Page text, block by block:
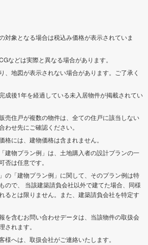
対象となる場合は税込み価格が表示されていま
などは実際と異なる場合があります。
、地図が表示されない場合があります。ご了承く
成後1年を経過している未入居物件が掲載されてい
売住戸が複数の物件は、全ての住戸に該当しない
せ先にご確認ください。
格には、建物価格は含まれません。
建物プラン例」は、土地購入者の設計プランの一
否は任意です。
の「建物プラン例」に関して、そのプラン例は特
ので、 当該建築請負会社以外で建てた場合、同様
るとは限りません。また、建築請負会社を特定す
を含むお問い合わせデータは、当該物件の取扱会
されます。
様へは、取扱会社がご連絡いたします。